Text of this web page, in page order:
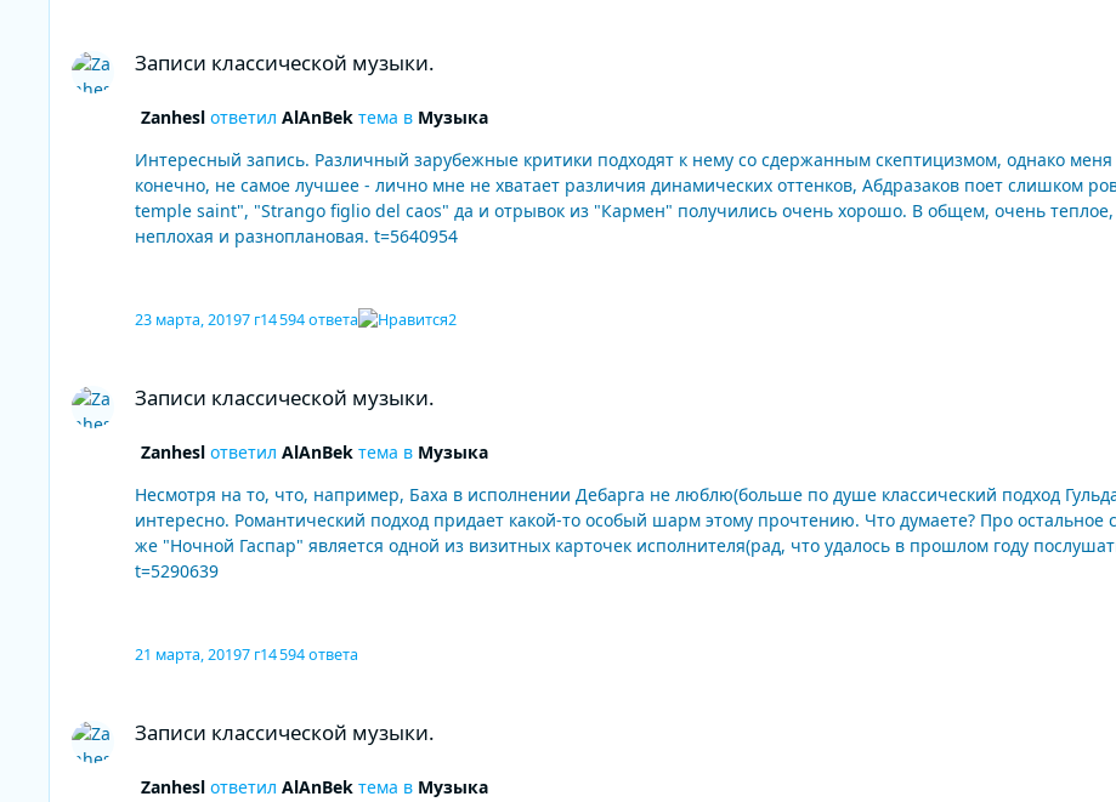
Записи классической музыки.
Zanheslответил AlAnBekтема в Музыка
Интересный запись. Различный зарубежные критики подходят к нему со сдержанным скептицизмом, однако
конечно, не самое лучшее - лично мне не хватает различия динамических оттенков, Абдразаков поет слишком
temple saint", "Strango figlio del caos" да и отрывок из "Кармен" получились очень хорошо. В общем, очень
неплохая и разноплановая. t=5640954
23 марта, 20197 г14 594 ответа 2
Записи классической музыки.
Zanheslответил AlAnBekтема в Музыка
Несмотря на то, что, например, Баха в исполнении Дебарга не люблю(больше по душе классический подход
интересно. Романтический подход придает какой-то особый шарм этому прочтению. Что думаете? Про остальное содержание диска даже распинаться не стоит - тот
же "Ночной Гаспар" является одной из визитных карточек исполнителя(рад, что удалось в прошлом году послушать вживую). Запись есть
t=5290639
21 марта, 20197 г14 594 ответа
Записи классической музыки.
Zanheslответил AlAnBekтема в Музыка